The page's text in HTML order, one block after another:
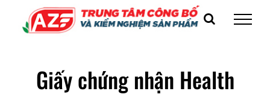
Giấy chứng nhận Health